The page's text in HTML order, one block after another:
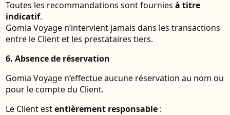
Toutes les recommandations sont fourniesà titre
indicatif.
Gomia Voyage n’intervient jamais dans les transactions
entre le Client et les prestataires tiers.
6. Absence de réservation
Gomia Voyage n’effectue aucune réservation au nom ou
pour le compte du Client.
Le Client estentièrement responsable :